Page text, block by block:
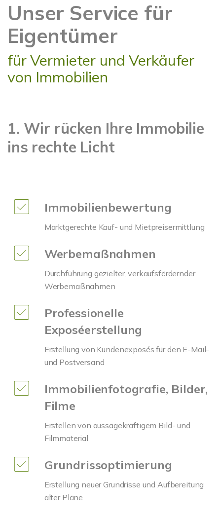
Unser Service für
Eigentümer
für Vermieter und Verkäufer
von Immobilien
1. Wir rücken Ihre Immobilie
ins rechte Licht
Immobilienbewertung
Marktgerechte Kauf- und Mietpreisermittlung
Werbemaßnahmen
Durchführung gezielter, verkaufsfördernder
Werbemaßnahmen
Professionelle
Exposéerstellung
Erstellung von Kundenexposés für den E-Mail-
und Postversand
Immobilienfotografie, Bilder,
Filme
Erstellen von aussagekräftigem Bild- und
Filmmaterial
Grundrissoptimierung
Erstellung neuer Grundrisse und Aufbereitung
alter Pläne